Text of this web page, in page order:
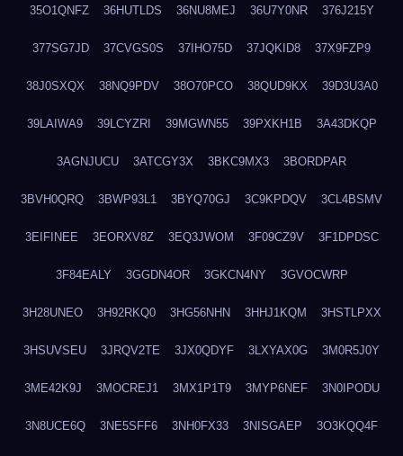
35O1QNFZ 36HUTLDS 36NU8MEJ 36U7Y0NR 376J215Y
377SG7JD 37CVGS0S 37IHO75D 37JQKID8 37X9FZP9
38J0SXQX 38NQ9PDV 38O70PCO 38QUD9KX 39D3U3A0
39LAIWA9 39LCYZRI 39MGWN55 39PXKH1B 3A43DKQP
3AGNJUCU 3ATCGY3X 3BKC9MX3 3BORDPAR
3BVH0QRQ 3BWP93L1 3BYQ70GJ 3C9KPDQV 3CL4BSMV
3EIFINEE 3EORXV8Z 3EQ3JWOM 3F09CZ9V 3F1DPDSC
3F84EALY 3GGDN4OR 3GKCN4NY 3GVOCWRP
3H28UNEO 3H92RKQ0 3HG56NHN 3HHJ1KQM 3HSTLPXX
3HSUVSEU 3JRQV2TE 3JX0QDYF 3LXYAX0G 3M0R5J0Y
3ME42K9J 3MOCREJ1 3MX1P1T9 3MYP6NEF 3N0IPODU
3N8UCE6Q 3NE5SFF6 3NH0FX33 3NISGAEP 3O3KQQ4F